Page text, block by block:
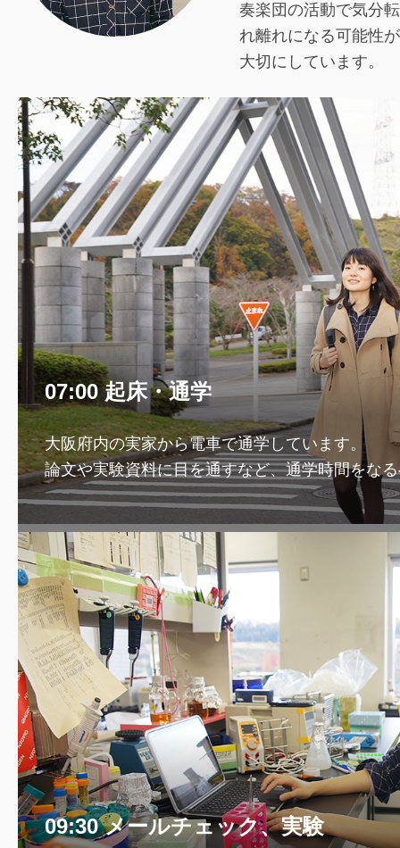
奏楽団の活動で気分
れ離れになる可能性
大切にしています。
07:00 起床・通学
大阪府内の実家から電車で通学しています。
論文や実験資料に目を通すなど、通学時間をな
09:30 メールチェック、実験